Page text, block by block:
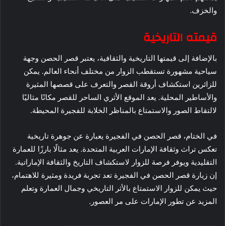
والخزف.
قيمته التاريخية
بالإضافة إلى قيمتها التاريخية والثقافية، يعتبر قصر الحصن وجهة
سياحية مشهورة تستقطب الزوار من مختلف أنحاء العالم. يمكن
للزائرين استكشاف أروقة القصر والتعرف على قصصها المثيرة
والأساطير المحلية. يعد الموقع الأثري الساحر للقصر مكانًا مثاليًا
لالتقاط الصور والاستمتاع بالمناظر الخلابة للفجيرة المحيطة.
في الختام، قصر الحصن في الفجيرة يعبارة عن جوهرة تاريخية
تعكس تراث وثقافة الإمارات العربية المتحدة. يعد مثالًا بارزًا للعمارة
التقليدية ويوفر فرصة للزوار لاستكشاف التاريخ والثقافة الإماراتية.
إن زيارة قصر الحصن في الفجيرة تعد تجربة فريدة ومثيرة للاهتمام،
حيث يمكن للزوار الاستمتاع بالأثر التاريخي وجمال العمارة وتعلم
المزيد عن تطور الإمارات على مر العصور.